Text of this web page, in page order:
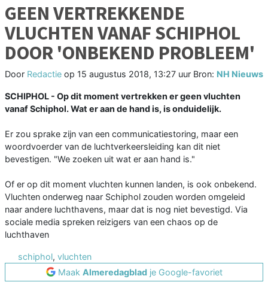
GEEN VERTREKKENDE
VLUCHTEN VANAF SCHIPHOL
DOOR 'ONBEKEND PROBLEEM'
Door Redactie op 15 augustus 2018, 13:27 uur Bron: NH Nieuws
SCHIPHOL - Op dit moment vertrekken er geen vluchten
vanaf Schiphol. Wat er aan de hand is, is onduidelijk.
Er zou sprake zijn van een communicatiestoring, maar een
woordvoerder van de luchtverkeersleiding kan dit niet
bevestigen. "We zoeken uit wat er aan hand is."
Of er op dit moment vluchten kunnen landen, is ook onbekend.
Vluchten onderweg naar Schiphol zouden worden omgeleid
naar andere luchthavens, maar dat is nog niet bevestigd. Via
sociale media spreken reizigers van een chaos op de
luchthaven
schiphol, vluchten
Maak Almeredagbladje Google-favoriet